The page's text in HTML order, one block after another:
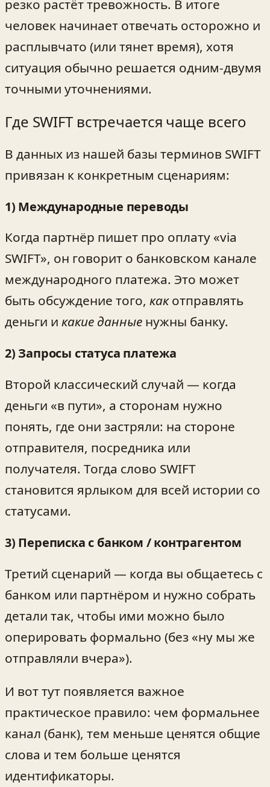
резко растёт тревожность. В итоге
человек начинает отвечать осторожно и
расплывчато (или тянет время), хотя
ситуация обычно решается одним-двумя
точными уточнениями.
Где SWIFT встречается чаще всего
В данных из нашей базы терминов SWIFT
привязан к конкретным сценариям:
1) Международные переводы
Когда партнёр пишет про оплату «via
SWIFT», он говорит о банковском канале
международного платежа. Это может
быть обсуждение того, какотправлять
деньги и какие данные нужны банку.
2) Запросы статуса платежа
Второй классический случай — когда
деньги «в пути», а сторонам нужно
понять, где они застряли: на стороне
отправителя, посредника или
получателя. Тогда слово SWIFT
становится ярлыком для всей истории со
статусами.
3) Переписка с банком / контрагентом
Третий сценарий — когда вы общаетесь с
банком или партнёром и нужно собрать
детали так, чтобы ими можно было
оперировать формально (без «ну мы же
отправляли вчера»).
И вот тут появляется важное
практическое правило: чем формальнее
канал (банк), тем меньше ценятся общие
слова и тем больше ценятся
идентификаторы.